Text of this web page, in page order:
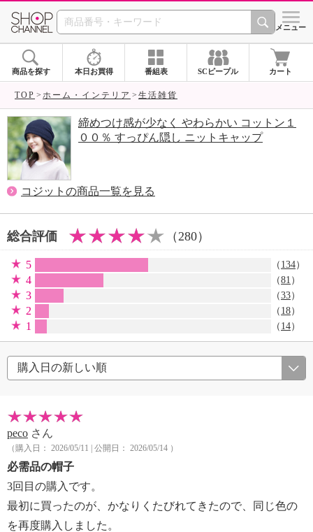
SHOP CHANNEL シメニュー
商品を探す 本日お買得 番組表 SCピープル カート
TOP ホーム・インテリア 生活雑貨
締めつけ感が少なく やわらかい コットン１
００％ すっぴん隠し ニットキャップ
コジットの商品一覧を見る
総合評価 （280）
5 （ 134）
4 （81 ）
3 （33）
2 （ 18）
1 （ 14）
peco さん
（購入日： 2026/05/11 | 公開日： 2026/05/14 ）
必需品の帽子
3回目の購入です。
最初に買ったのが、かなりくたびれてきたので、同じ色の
を再度購入しました。